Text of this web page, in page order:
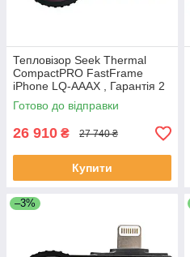
Тепловізор Seek Thermal
CompactPRO FastFrame
iPhone LQ-AAAX , Гарантія 2
роки
Готово до відправки
26 910 ₴ 27 740 ₴
Купити
–3%